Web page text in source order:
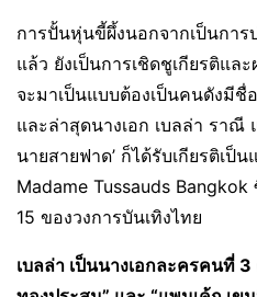
การปั้นหุ่นขี้ผึ้งนอกจากเป็นกา
แล้ว ยังเป็นการเชิดชูเกียรติแ
จะมาเป็นแบบต้องเป็นคนดังมีชื่
และล่าสุดนางเอก เบลล่า ราณี
นายสายฟาด’ ก็ได้รับเกียรติเป็
Madame Tussauds
15 ของวงการบันเทิงไทย
เบลล่า เป็นนางเอกละครคนที่